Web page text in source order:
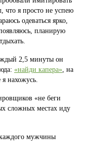
что я просто не успею
одеваться ярко,
планирую
2,5 минуты он
«найди капера» , на
нахожусь.
«не беги
сложных местах иду
мужчины